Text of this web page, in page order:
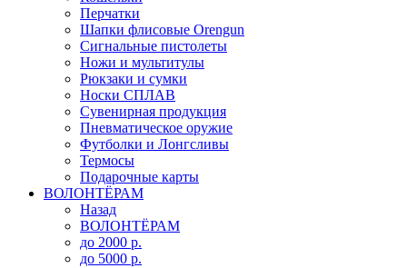
Перчатки
Шапки флисовые Orengun
Сигнальные пистолеты
Ножи и мультитулы
Рюкзаки и сумки
Носки СПЛАВ
Сувенирная продукция
Пневматическое оружие
Футболки и Лонгсливы
Термосы
Подарочные карты
ВОЛОНТЁРАМ
Назад
ВОЛОНТЁРАМ
до 2000 р.
до 5000 р.